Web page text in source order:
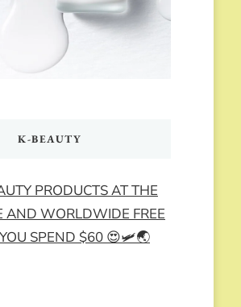
K-BEAUTY
PRODUCTS AT THE
AND WORLDWIDE FREE
SPEND $60 😍🛩️🌏